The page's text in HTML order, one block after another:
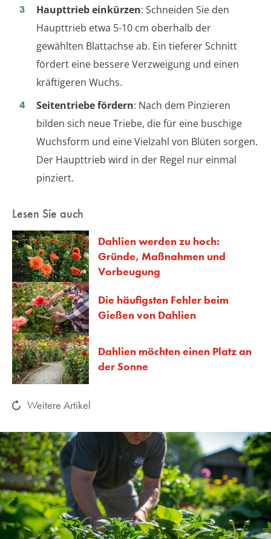
Haupttrieb einkürzen: Schneiden Sie den
Haupttrieb etwa 5-10 cm oberhalb der
gewählten Blattachse ab. Ein tieferer Schnitt
fördert eine bessere Verzweigung und einen
kräftigeren Wuchs.
Seitentriebe fördern: Nach dem Pinzieren
bilden sich neue Triebe, die für eine buschige
Wuchsform und eine Vielzahl von Blüten sorgen.
Der Haupttrieb wird in der Regel nur einmal
pinziert.
Lesen Sie auch
Dahlien werden zu hoch:
Gründe, Maßnahmen und
Vorbeugung
Die häufigsten Fehler beim
Gießen von Dahlien
Dahlien möchten einen Platz an
der Sonne
Weitere Artikel